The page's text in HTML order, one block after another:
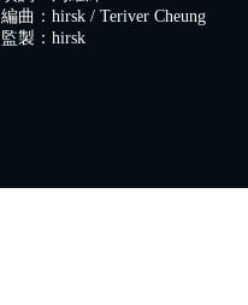
編曲：hirsk / Teriver Cheung
監製：hirsk